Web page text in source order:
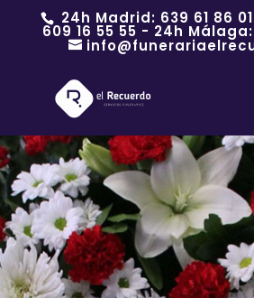
24h Madrid: 639 61 86 01
609 16 55 55 - 24h Málaga: